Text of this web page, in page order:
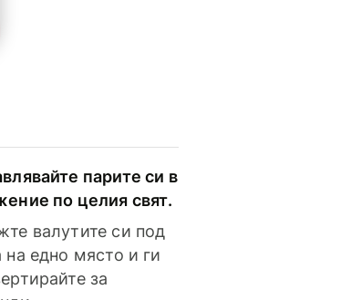
парите си в
по целия свят.
валутите си под
на едно място и ги
за